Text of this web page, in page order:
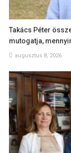
Takács Péter
mutogatja,
augusztus 8, 2026